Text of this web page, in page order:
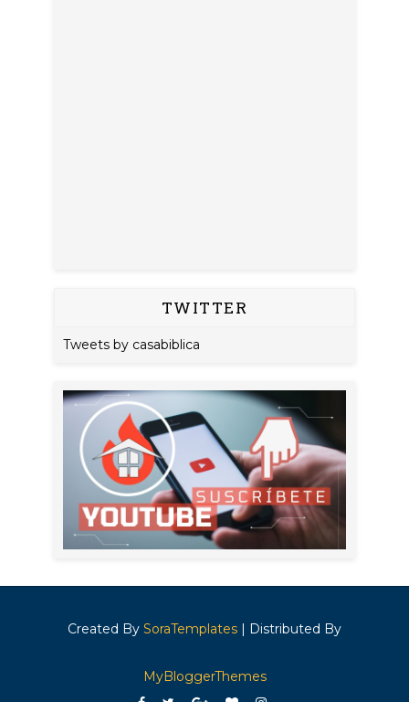
TWITTER
Tweets by casabiblica
Created By SoraTemplates | Distributed By
MyBloggerThemes